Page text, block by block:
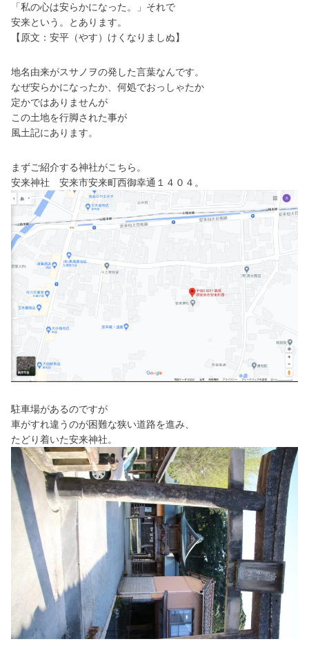
「私の心は安らかになった。」それで
安来という。とあります。
【原文：安平（やす）けくなりましぬ】
地名由来がスサノヲの発した言葉なんです。
なぜ安らかになったか、何処でおっしゃたか
定かではありませんが
この土地を行脚された事が
風土記にあります。
まずご紹介する神社がこちら。
安来神社 安来市安来町西御幸通１４０４。
駐車場があるのですが
車がすれ違うのが困難な狭い道路を進み、
たどり着いた安来神社。